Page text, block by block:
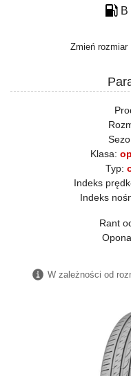
B
Zmień rozmiar
Klasa:
Typ:
Indeks
Indeks
Rant
W zależności od